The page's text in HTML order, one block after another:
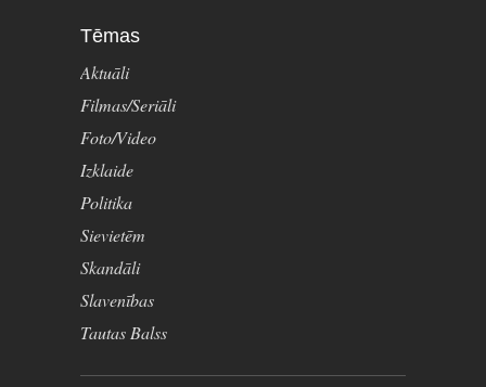
Tēmas
Aktuāli
Filmas/Seriāli
Foto/Video
Izklaide
Politika
Sievietēm
Skandāli
Slavenības
Tautas Balss